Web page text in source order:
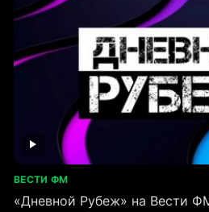
ВЕСТИ ФМ
«Дневной Рубеж» на Вести